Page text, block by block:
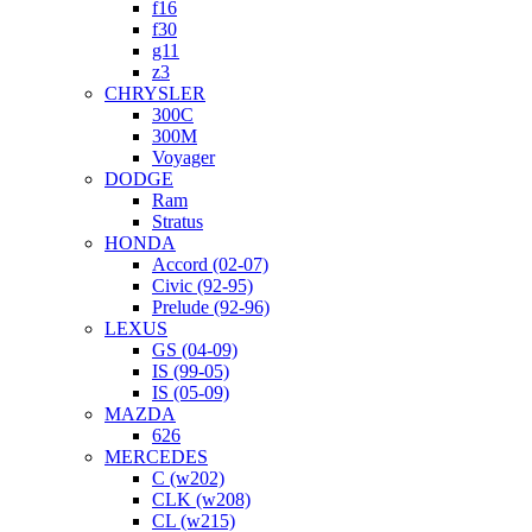
f16
f30
g11
z3
CHRYSLER
300C
300M
Voyager
DODGE
Ram
Stratus
HONDA
Accord (02-07)
Civic (92-95)
Prelude (92-96)
LEXUS
GS (04-09)
IS (99-05)
IS (05-09)
MAZDA
626
MERCEDES
C (w202)
CLK (w208)
CL (w215)